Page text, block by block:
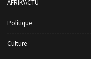
AFRIK'ACTU
Politique
Culture